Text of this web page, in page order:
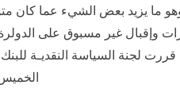
بلغ 200 نقطة أساس إلى 17 %، وهو ما يزيد بعض
وإقبال غير مسبوق على
8‏‏/6‏‏/1442 بعد الهجرة قررت لجنة السياسة